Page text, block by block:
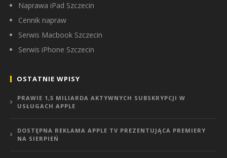
Naprawa iPad Szczecin
Cennik napraw
Serwis Macbook Szczecin
Serwis iPhone Szczecin
OSTATNIE WPISY
PRAWIE 1,5 MILIARDA AKTYWNYCH SUBSKRYPCJI W
USŁUGACH APPLE
DOSTĘPNA REKLAMA APPLE TV PREZENTUJĄCA PREMIERY
NA SIERPIEŃ